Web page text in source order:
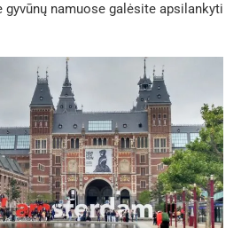
namuose galėsite apsilankyti